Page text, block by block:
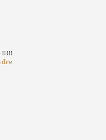
!!!!!